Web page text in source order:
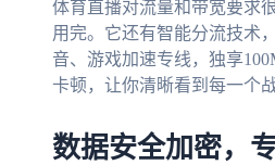
体育直播对流量和带宽要求
用完。它还有智能分流技术
音、游戏加速专线，独享
卡顿，让你清晰看到每一个
数据安全加密，